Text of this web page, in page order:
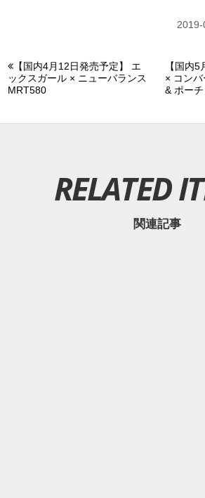
【国内4月12日発売予定】 エ
ックスガール × ニューバランス
MRT580
【国内
× コン
& ポー
RELATED
関連記事